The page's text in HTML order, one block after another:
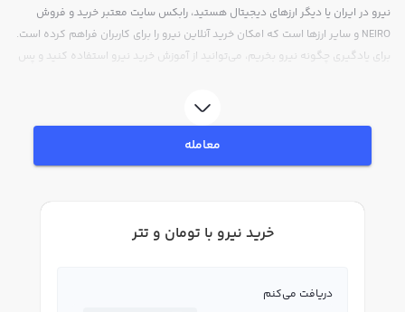
نیرو در ایران یا دیگر ارزهای دیجیتال هستید، رابکس سایت معتبر خرید و فروش
NEIRO و سایر ارزها است که امکان خرید آنلاین نیرو را برای کاربران فراهم کرده است.
برای یادگیری چگونه نیرو بخریم، می‌توانید از آموزش خرید نیرو استفاده کنید و پس
لحظه‌ای، نمودار و امکانات فروش نیرو نیز در دسترس شما قرار دارد تا بتوانید
تصمیمات بهتری در معاملات خود بگیرید.
معامله
خرید نیرو با تومان و تتر
دریافت می‌کنم